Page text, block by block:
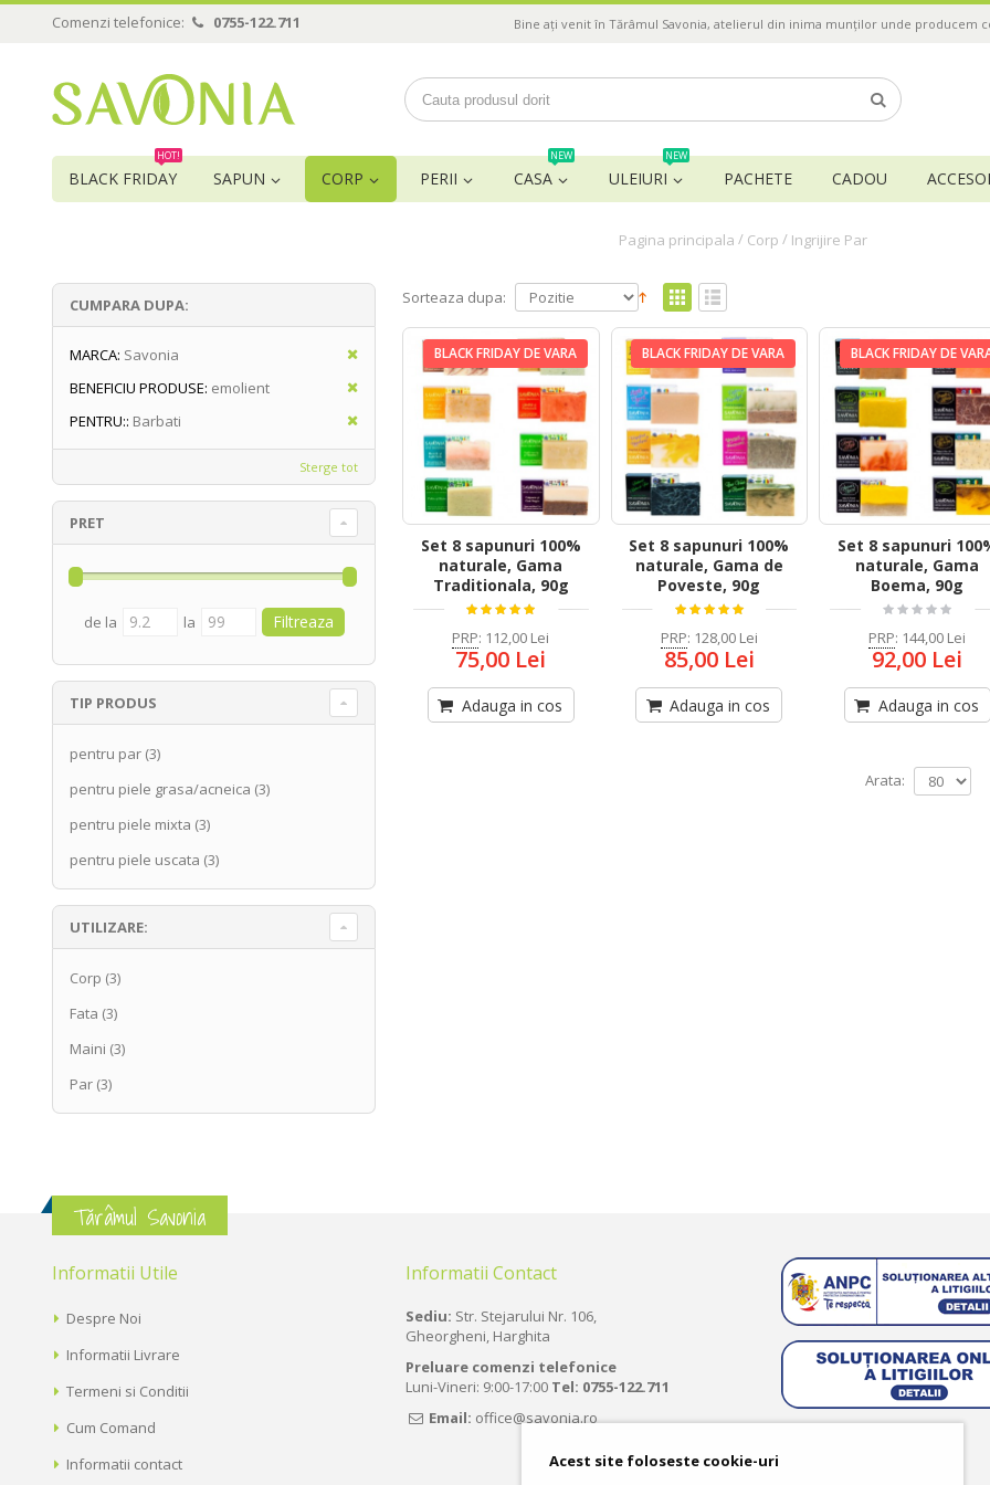
Comenzi telefonice: 0755-122.711 Bine ați venit în Tărâmul Savonia, atelierul din inima munților unde producem
BLACK FRIDAY
HOT!
SAPUN CORP PERII CASA
NEW
ULEIURI
NEW
PACHETE CADOU
Pagina principala / Corp / Ingrijire Par
Sorteaza dupa:
BLACK FRIDAY DE VARA
Set 8 sapunuri 100%
naturale, Gama
Traditionala, 90g
PRP: 112,00 Lei
75,00 Lei
Adauga in cos
BLACK FRIDAY DE VARA
Set 8 sapunuri 100%
naturale, Gama de
Poveste, 90g
PRP: 128,00 Lei
85,00 Lei
Adauga in cos
BLACK FRIDAY DE
Set 8 sapunuri
naturale, Gama
Boema, 90g
PRP: 144,00 Lei
92,00 Lei
Adauga in cos
Arata:
CUMPARA DUPA:
MARCA: Savonia
BENEFICIU PRODUSE: emolient
PENTRU:: Barbati
Sterge tot
PRET
de la la
TIP PRODUS
pentru par (3)
pentru piele grasa/acneica (3)
pentru piele mixta (3)
pentru piele uscata (3)
UTILIZARE:
Corp (3)
Fata (3)
Maini (3)
Par (3)
Tărâmul Savonia
Informatii Utile
Despre Noi
Informatii Livrare
Termeni si Conditii
Cum Comand
Informatii contact
Informatii Contact
Sediu: Str. Stejarului Nr. 106,
Gheorgheni, Harghita
Preluare comenzi telefonice
Luni-Vineri: 9:00-17:00 Tel: 0755-122.711
Email: office@savonia.ro
Acest site foloseste cookie-uri